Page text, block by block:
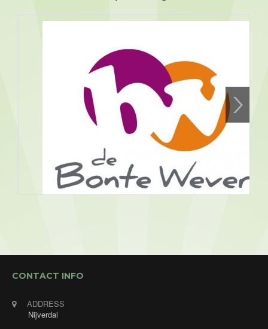
Assen, Bonte Wever
18/08/2026 19:30 - 18/08/2026
23:30
Openbaar optreden. Muziek/ dansavond bij Hotel
de Bonte Wever in Assen met Annet's Jukebox! De
CONTACT INFO
ADDRESS
Nijverdal